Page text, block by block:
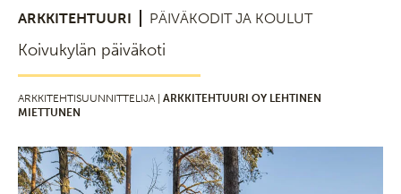
ARKKITEHTUURI PÄIVÄKODIT JA KOULUT
Koivukylän päiväkoti
ARKKITEHTISUUNNITTELIJA | ARKKITEHTUURI OY LEHTINEN
MIETTUNEN